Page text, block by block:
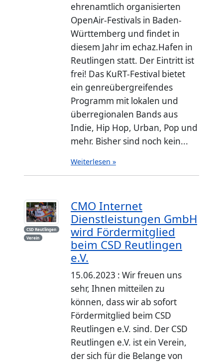
ehrenamtlich organisierten
OpenAir-Festivals in Baden-
Württemberg und findet in
diesem Jahr im echaz.Hafen in
Reutlingen statt. Der Eintritt ist
frei! Das KuRT-Festival bietet
ein genreübergreifendes
Programm mit lokalen und
überregionalen Bands aus
Indie, Hip Hop, Urban, Pop und
mehr. Bisher sind noch kein...
Weiterlesen »
CSD Reutlingen
Verein
CMO Internet
Dienstleistungen GmbH
wird Fördermitglied
beim CSD Reutlingen
e.V.
15.06.2023 : Wir freuen uns
sehr, Ihnen mitteilen zu
können, dass wir ab sofort
Fördermitglied beim CSD
Reutlingen e.V. sind. Der CSD
Reutlingen e.V. ist ein Verein,
der sich für die Belange von